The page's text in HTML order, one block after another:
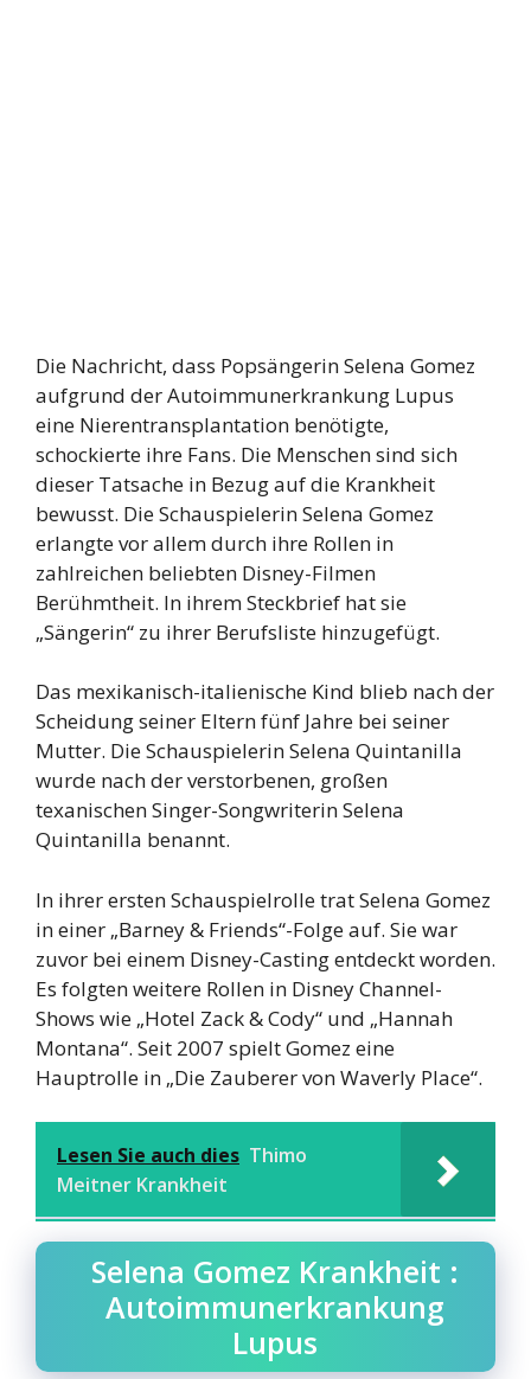
Die Nachricht, dass Popsängerin Selena Gomez
aufgrund der Autoimmunerkrankung Lupus
eine Nierentransplantation benötigte,
schockierte ihre Fans. Die Menschen sind sich
dieser Tatsache in Bezug auf die Krankheit
bewusst. Die Schauspielerin Selena Gomez
erlangte vor allem durch ihre Rollen in
zahlreichen beliebten Disney-Filmen
Berühmtheit. In ihrem Steckbrief hat sie
„Sängerin“ zu ihrer Berufsliste hinzugefügt.
Das mexikanisch-italienische Kind blieb nach der
Scheidung seiner Eltern fünf Jahre bei seiner
Mutter. Die Schauspielerin Selena Quintanilla
wurde nach der verstorbenen, großen
texanischen Singer-Songwriterin Selena
Quintanilla benannt.
In ihrer ersten Schauspielrolle trat Selena Gomez
in einer „Barney & Friends“-Folge auf. Sie war
zuvor bei einem Disney-Casting entdeckt worden.
Es folgten weitere Rollen in Disney Channel-
Shows wie „Hotel Zack & Cody“ und „Hannah
Montana“. Seit 2007 spielt Gomez eine
Hauptrolle in „Die Zauberer von Waverly Place“.
Lesen Sie auch dies Thimo
Meitner Krankheit
Selena Gomez Krankheit :
Autoimmunerkrankung
Lupus